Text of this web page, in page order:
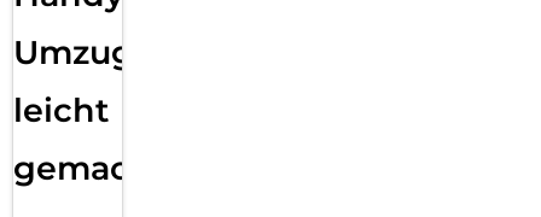
Umzug
leicht
gemacht!